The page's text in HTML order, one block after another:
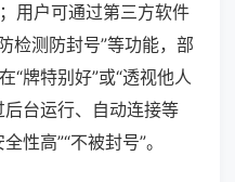
用户可通过第三方软件
检测防封号”等功能，部
“牌特别好”或“透视他人
台运行、自动连接等
性高”“不被封号”。